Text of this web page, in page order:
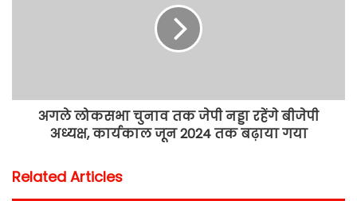
अगले लोकसभा चुनाव तक जेपी नड्डा रहेंगे बीजेपी
अध्यक्ष, कार्यकाल जून 2024 तक बढ़ाया गया
Related Articles